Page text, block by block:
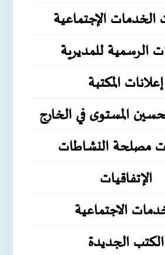
الخدمات الإجتماعية
الرسمية للمديرية
إعلانات المكتبة
المستوى في الخارج
مصلحة النشاطات
الإتفاقيات
الاجتماعية
الكتب الجديدة